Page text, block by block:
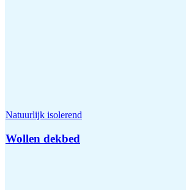
Natuurlijk isolerend
Wollen dekbed